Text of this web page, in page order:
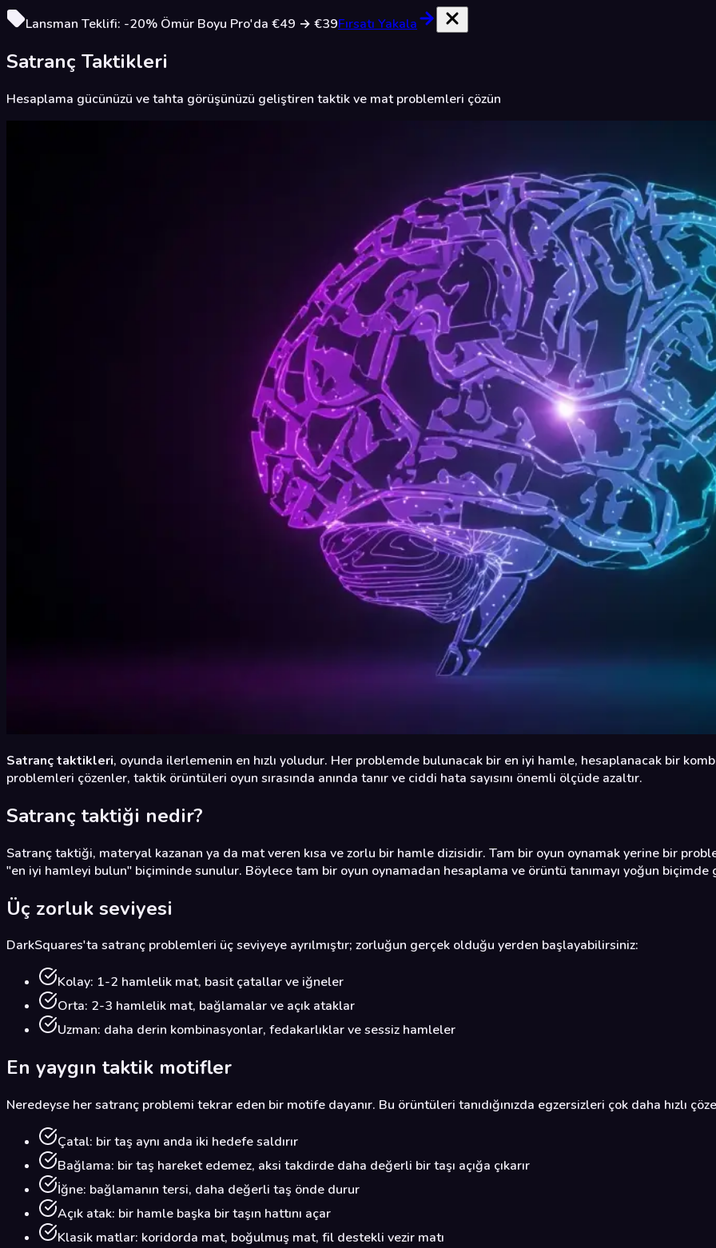
Lansman Teklifi: -20% Ömür Boyu Pro'da €49 → €39Fırsatı Yakala
Satranç Taktikleri
Hesaplama gücünüzü ve tahta görüşünüzü geliştiren taktik ve mat problemleri çözün
Satranç taktikleri, oyunda ilerlemenin en hızlı yoludur. Her problemde bulunacak bir en iyi hamle, hesaplanacak bir
problemleri çözenler, taktik örüntüleri oyun sırasında anında tanır ve ciddi hata sayısını önemli ölçüde azaltır.
Satranç taktiği nedir?
Satranç taktiği, materyal kazanan ya da mat veren kısa ve zorlu bir hamle dizisidir. Tam bir oyun oynamak yerine bir
"en iyi hamleyi bulun" biçiminde sunulur. Böylece tam bir oyun oynamadan hesaplama ve örüntü tanımayı yoğun biçimde
Üç zorluk seviyesi
DarkSquares'ta satranç problemleri üç seviyeye ayrılmıştır; zorluğun gerçek olduğu yerden başlayabilirsiniz:
Kolay: 1-2 hamlelik mat, basit çatallar ve iğneler
Orta: 2-3 hamlelik mat, bağlamalar ve açık ataklar
Uzman: daha derin kombinasyonlar, fedakarlıklar ve sessiz hamleler
En yaygın taktik motifler
Neredeyse her satranç problemi tekrar eden bir motife dayanır. Bu örüntüleri tanıdığınızda egzersizleri çok daha hızlı
Çatal: bir taş aynı anda iki hedefe saldırır
Bağlama: bir taş hareket edemez, aksi takdirde daha değerli bir taşı açığa çıkarır
İğne: bağlamanın tersi, daha değerli taş önde durur
Açık atak: bir hamle başka bir taşın hattını açar
Klasik matlar: koridorda mat, boğulmuş mat, fil destekli vezir matı